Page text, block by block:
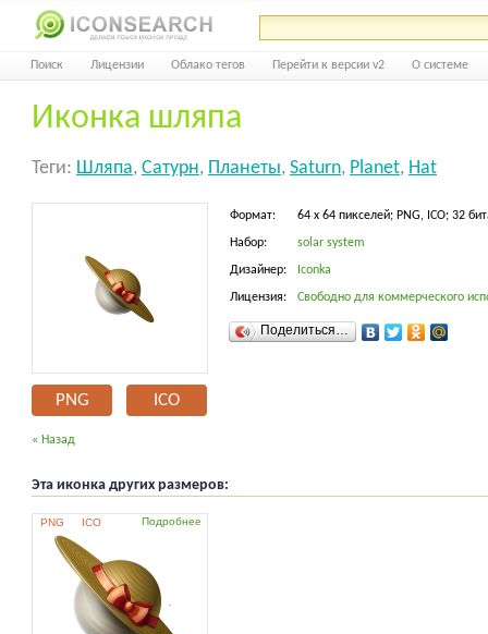
Поиск Лицензии Облако тегов Перейти к версии v2 О системе
Иконка шляпа
Теги: Шляпа, Сатурн, Планеты, Saturn, Planet, Hat
PNG ICO
Формат: 64 x 64 пикселей; PNG, ICO; 32
Набор: solar system
Дизайнер: Iconka
Лицензия: Свободно для коммерческого
Поделиться…
« Назад
Эта иконка других размеров:
PNG ICO Подробнее